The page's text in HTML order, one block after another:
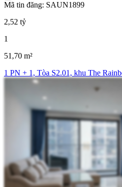
Mã tin đăng: SAUN1899
2,52 tỷ
1
51,70 m²
1 PN + 1, Tòa S2.01, khu The